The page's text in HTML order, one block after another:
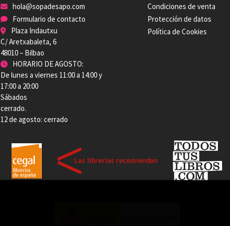
hola@sopadesapo.com
Formulario de contacto
Plaza Indautxu
C/ Aretxabaleta, 6
48010 – Bilbao
HORARIO DE AGOSTO:
De lunes a viernes 11:00 a 14:00 y
17:00 a 20:00
Sábados
cerrado.
12 de agosto: cerrado
Condiciones de venta
Protección de datos
Política de Cookies